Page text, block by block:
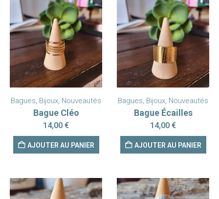
Bagues Bijoux Nouveautés
Bague Cléo
14,00 €
AJOUTER AU PANIER
Bagues Bijoux Nouveautés
Bague Écailles
14,00 €
AJOUTER AU PANIER